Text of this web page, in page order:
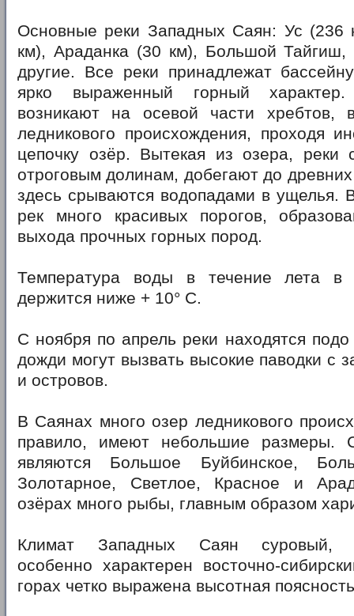
Основные реки Западных Саян: Ус (236
км), Араданка (30 км), Большой
другие. Все реки принадлежат
ярко выраженный горный
возникают на осевой части хребтов,
ледникового происхождения, проходя
цепочку озёр. Вытекая из озера, реки
отроговым долинам, добегают до
здесь срываются водопадами в ущелья.
рек много красивых порогов,
выхода прочных горных пород.
Температура воды в течение лета в
держится ниже + 10° С.
С ноября по апрель реки находятся
дожди могут вызвать высокие паводки с
и островов.
В Саянах много озер ледникового
правило, имеют небольшие размеры.
являются Большое Буйбинское,
Золотарное, Светлое, Красное и
озёрах много рыбы, главным образом
Климат Западных Саян суровый,
особенно характерен восточно-
горах четко выражена высотная